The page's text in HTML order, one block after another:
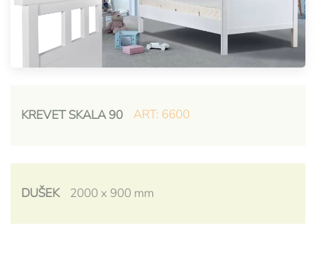
KREVET SKALA 90 ART: 6600
DUŠEK 2000 x 900 mm